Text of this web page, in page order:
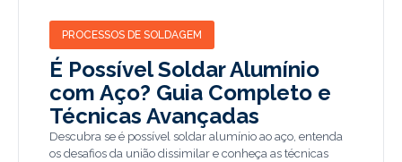
PROCESSOS DE SOLDAGEM
É Possível Soldar Alumínio
com Aço? Guia Completo e
Técnicas Avançadas
Descubra se é possível soldar alumínio ao aço, entenda
os desafios da união dissimilar e conheça as técnicas